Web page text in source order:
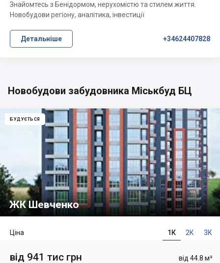
Знайомтесь з Бенідормом, нерухомістю та стилем життя.
Новобудови регіону, аналітика, інвестиції
Детальніше +34624407828
Новобудови забудовника Міськбуд БЦ
БУДУЄТЬСЯ
ЖК Шевченко
1К 2К 3К
Ціна
від 44.8 м²
від 941 тис грн